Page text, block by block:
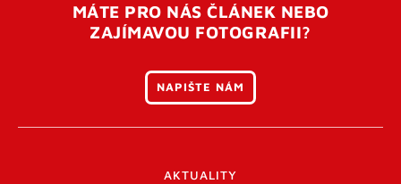
otevření tohoto odkazu se váš účet ověří a můžete se
přihlásit. Nezapomeňte zkontrolovat složku SPAM ve
MÁTE PRO NÁS ČLÁNEK NEBO
ZAJÍMAVOU FOTOGRAFII?
NAPIŠTE NÁM
AKTUALITY